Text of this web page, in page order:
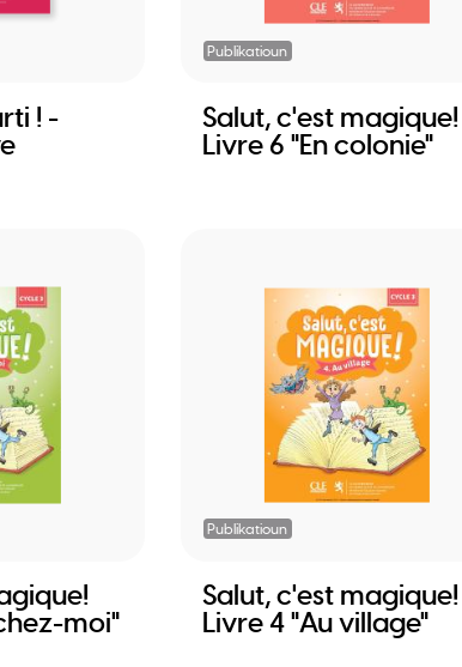
! -
Publikatioun
Salut, c'est magique!
Livre 6 "En colonie"
moi"
Publikatioun
Salut, c'est magique!
Livre 4 "Au village"